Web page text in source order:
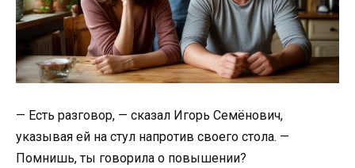
— Есть разговор, — сказал Игорь Семёнович,
указывая ей на стул напротив своего стола. —
Помнишь, ты говорила о повышении?